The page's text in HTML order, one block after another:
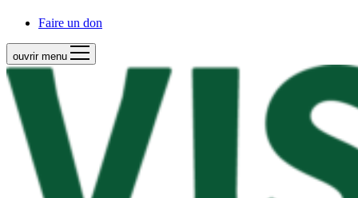
Faire un don
ouvrir menu